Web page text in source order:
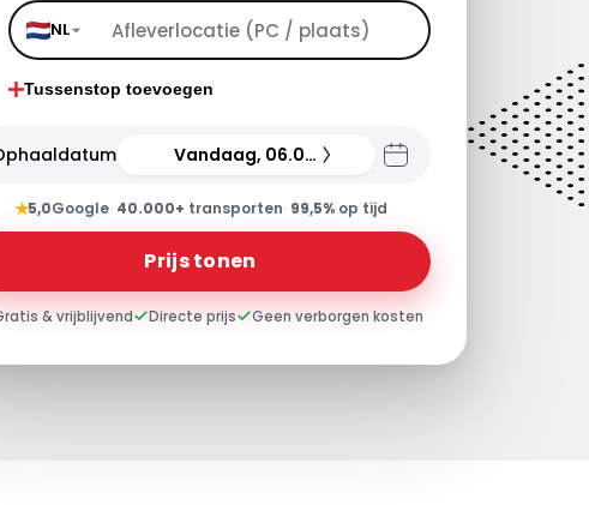
NL
Tussenstop toevoegen
Vandaag, 06.08.26
★5,0Google· 40.000+ transporten· 99,5%op tijd
Prijs tonen
& vrijblijvend Directe prijs Geen verborgen kosten